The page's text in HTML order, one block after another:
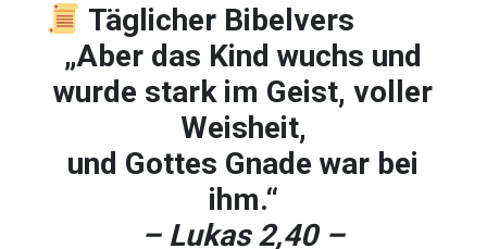
Täglicher Bibelvers
„Aber das Kindwuchs und
wurde stark im Geist,voller
Weisheit,
und Gottes Gnadewar bei
ihm.“
– Lukas2,40 –